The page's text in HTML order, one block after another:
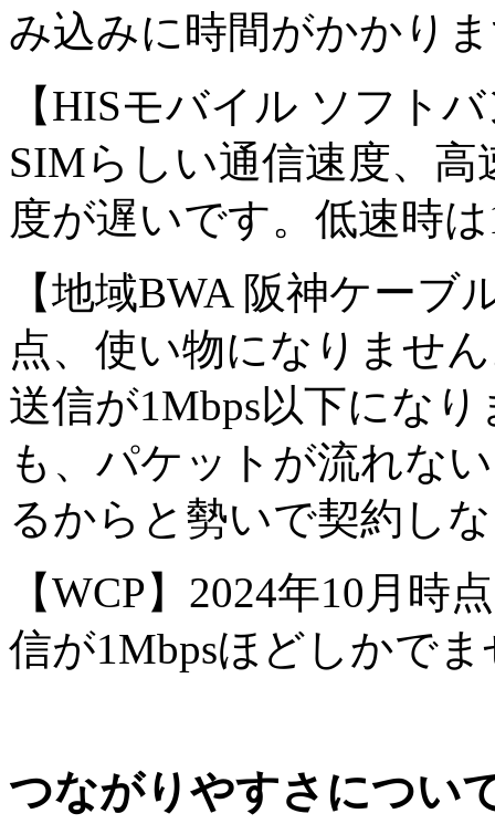
み込みに時間がかかり
【HISモバイル ソフト
SIMらしい通信速度、
度が遅いです。低速時
【地域BWA 阪神ケー
点、使い物になりませ
送信が1Mbps以下にな
も、パケットが流れな
るからと勢いで契約し
【WCP】2024年10月時
信が1Mbpsほどしかで
つながりやすさについ